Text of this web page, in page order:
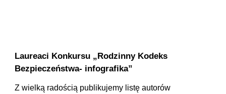
Laureaci Konkursu „Rodzinny Kodeks
Bezpieczeństwa- infografika”
Z wielką radością publikujemy listę autorów